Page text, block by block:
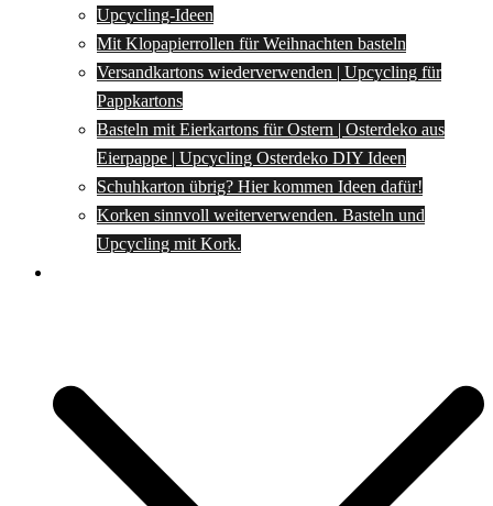
Upcycling-Ideen
Mit Klopapierrollen für Weihnachten basteln
Versandkartons wiederverwenden | Upcycling für
Pappkartons
Basteln mit Eierkartons für Ostern | Osterdeko aus
Eierpappe | Upcycling Osterdeko DIY Ideen
Schuhkarton übrig? Hier kommen Ideen dafür!
Korken sinnvoll weiterverwenden. Basteln und
Upcycling mit Kork.